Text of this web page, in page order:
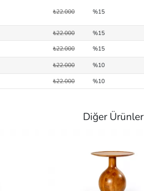
₺22.000 %15
₺22.000 %15
₺22.000 %15
₺22.000 %10
₺22.000 %10
Diğer Ürünler